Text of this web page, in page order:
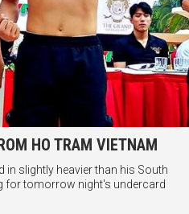
HO TRAM VIETNAM
in slightly heavier than his South
for tomorrow night's undercard